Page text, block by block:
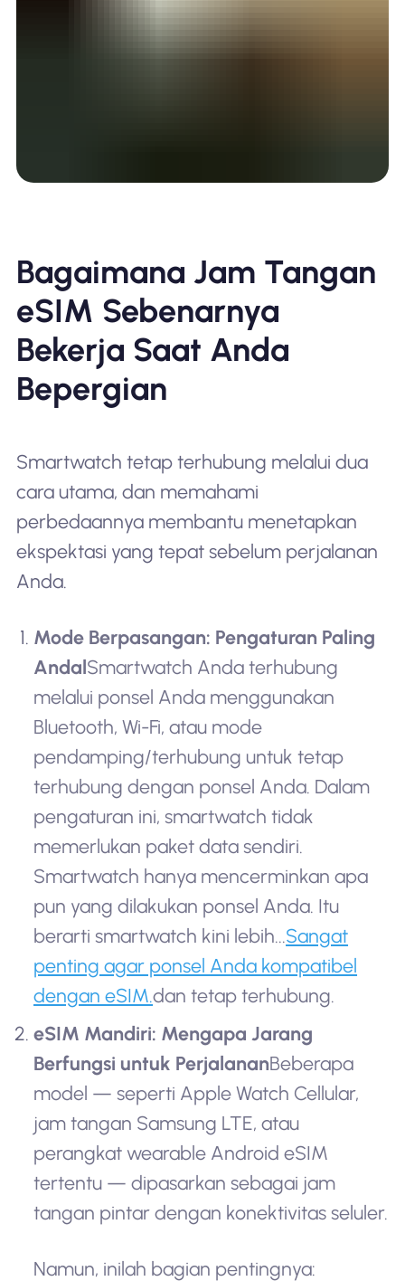
Bagaimana Jam Tangan
eSIM Sebenarnya
Bekerja Saat Anda
Bepergian
Smartwatch tetap terhubung melalui dua
cara utama, dan memahami
perbedaannya membantu menetapkan
ekspektasi yang tepat sebelum perjalanan
Anda.
Mode Berpasangan: Pengaturan Paling
AndalSmartwatch Anda terhubung
melalui ponsel Anda menggunakan
Bluetooth, Wi-Fi, atau mode
pendamping/terhubung untuk tetap
terhubung dengan ponsel Anda. Dalam
pengaturan ini, smartwatch tidak
memerlukan paket data sendiri.
Smartwatch hanya mencerminkan apa
pun yang dilakukan ponsel Anda. Itu
berarti smartwatch kini lebih...Sangat
penting agar ponsel Anda kompatibel
dengan eSIM.dan tetap terhubung.
eSIM Mandiri: Mengapa Jarang
Berfungsi untuk PerjalananBeberapa
model — seperti Apple Watch Cellular,
jam tangan Samsung LTE, atau
perangkat wearable Android eSIM
tertentu — dipasarkan sebagai jam
tangan pintar dengan konektivitas seluler.
Namun, inilah bagian pentingnya: